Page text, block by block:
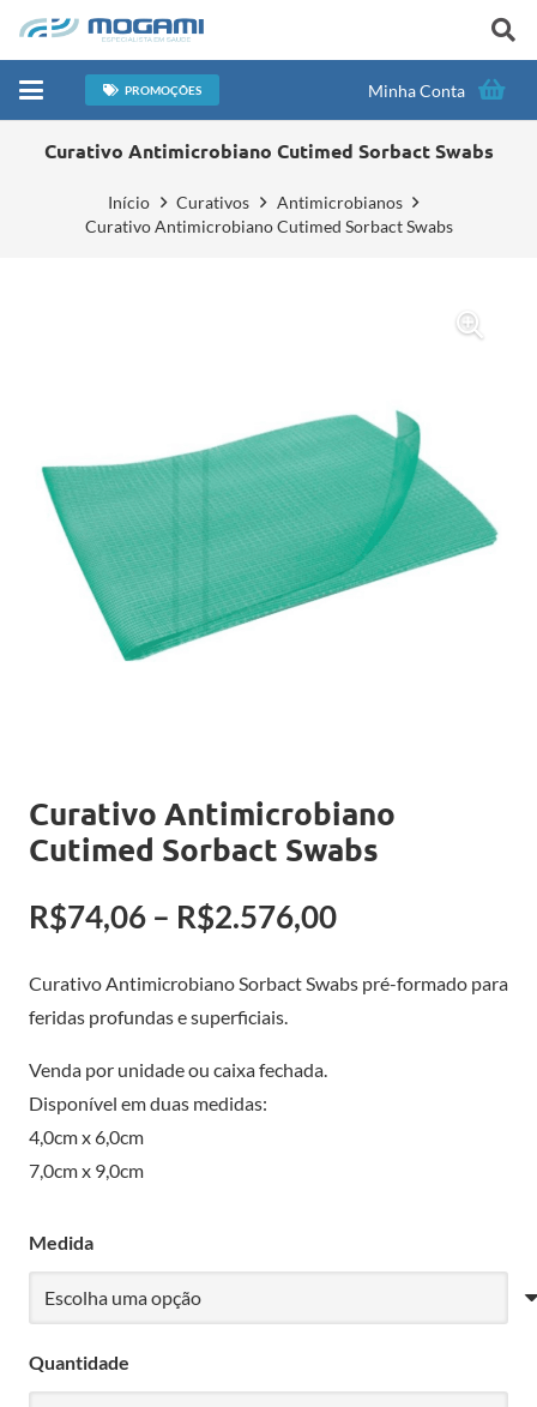
PROMOÇÕES Minha Conta
Curativo Antimicrobiano Cutimed Sorbact Swabs
Início Curativos
Antimicrobianos
Curativo Antimicrobiano Cutimed Sorbact Swabs
Curativo Antimicrobiano
Cutimed Sorbact Swabs
R$74,06 – R$2.576,00Faixa
preço:
Curativo Antimicrobiano Sorbact Swabs pré-formado para
feridas profundas e superficiais.
Venda por unidade ou caixa fechada.
Disponível em duas medidas:
4,0cm x 6,0cm
7,0cm x 9,0cm
Medida
Quantidade